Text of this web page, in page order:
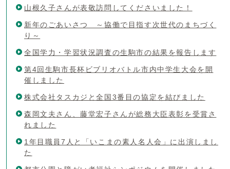
山根久子さんが表敬訪問してくださいました！
新年のごあいさつ ～協働で目指す次世代のまちづく
り～
全国学力・学習状況調査の生駒市の結果を報告します
第4回生駒市長杯ビブリオバトル市内中学生大会を開
催しました
株式会社タスカジと全国3番目の協定を結びました
森岡文夫さん、藤堂宏子さんが総務大臣表彰を受賞さ
れました
1年目職員7人と「いこまの素人名人会」に出演しまし
た